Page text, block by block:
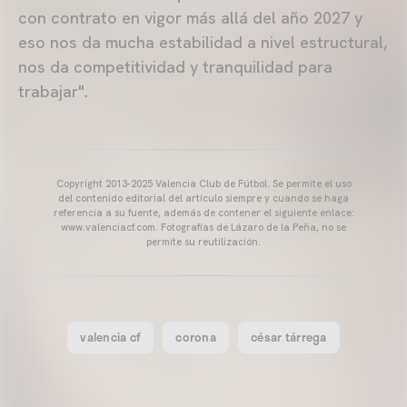
con contrato en vigor más allá del año 2027 y
eso nos da mucha estabilidad a nivel estructural,
nos da competitividad y tranquilidad para
trabajar".
Copyright 2013-2025 Valencia Club de Fútbol. Se permite el uso
del contenido editorial del artículo siempre y cuando se haga
referencia a su fuente, además de contener el siguiente enlace:
www.valenciacf.com. Fotografías de Lázaro de la Peña, no se
permite su reutilización.
valencia cf corona césar tárrega